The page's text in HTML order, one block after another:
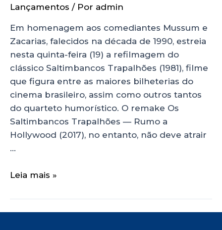
Lançamentos / Por admin
Em homenagem aos comediantes Mussum e
Zacarias, falecidos na década de 1990, estreia
nesta quinta-feira (19) a refilmagem do
clássico Saltimbancos Trapalhões (1981), filme
que figura entre as maiores bilheterias do
cinema brasileiro, assim como outros tantos
do quarteto humorístico. O remake Os
Saltimbancos Trapalhões — Rumo a
Hollywood (2017), no entanto, não deve atrair
…
Leia mais »